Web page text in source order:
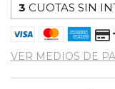
3 CUOTAS SIN
VER MEDIOS DE